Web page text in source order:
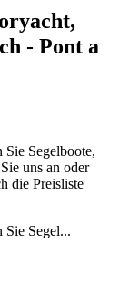
- Pont a
Segelboote,
uns an oder
die Preisliste
Segel...